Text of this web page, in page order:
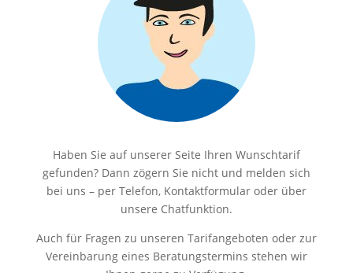
Haben Sie auf unserer Seite Ihren Wunschtarif
gefunden? Dann zögern Sie nicht und melden sich
bei uns – per Telefon, Kontaktformular oder über
unsere Chatfunktion.
Auch für Fragen zu unseren Tarifangeboten oder zur
Vereinbarung eines Beratungstermins stehen wir